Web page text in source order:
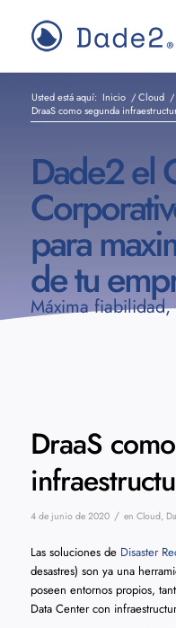
Usted está aquí: Inicio /Cloud /
DraaS como segunda
Dade2 el
para
de tu
Máxima
DraaS
4 de junio de 2020 / en Cloud,
Las soluciones de Disaster
desastres) son ya una
poseen entornos propios,
Data Center con